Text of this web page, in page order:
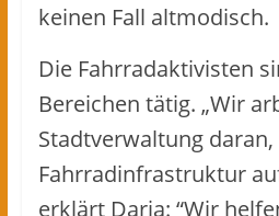
keinen Fall altmodisch.
Die Fahrradaktivisten
Bereichen tätig. „Wir
Stadtverwaltung daran,
Fahrradinfrastruktur
erklärt Daria: “Wir